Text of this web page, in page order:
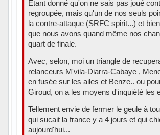
Etant donné qu'on ne sais pas joué
regroupée, mais qu'un de nos seuls
la contre-attaque (SRFC spirit...) et
que nous avons quand même nos
quart de finale.
Avec, selon, moi un triangle de
relanceurs M'vila-Diarra-Cabaye ,
en fusée sur les ailes et Benze.. ou
Giroud, on a les moyens d'inquiété les
Tellement envie de fermer le geule à
qui sucait la france y a 4 jours et qui
aujourd'hui...